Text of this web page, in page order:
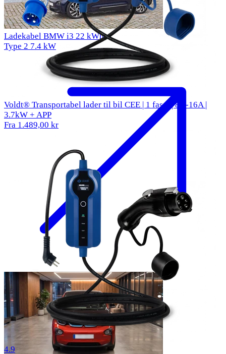
Ladekabel BMW i3 22 kWh
Type 2 7.4 kW
Voldt® Transportabel lader til bil CEE | 1 faset | 8A-16A |
3.7kW + APP
Fra 1.489,00 kr
4.9 58 anmeldelser